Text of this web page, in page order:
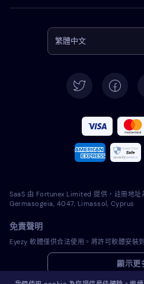
繁體中文
Deutsch
Español
Français
Português
Polski
Română
SaaS 由 Fortunex Limited 提供，註冊地址
Germasogeia, 4047, Limassol, Cyprus
免責聲明
顯示更